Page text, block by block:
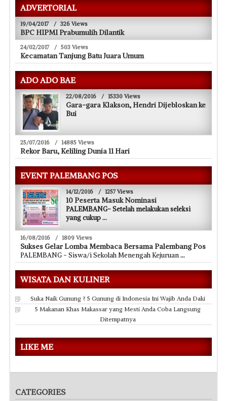
ADVERTORIAL
19/04/2017 / 326 Views
BPC HIPMI Prabumulih Dilantik
24/02/2017 / 503 Views
Kecamatan Tanjung Batu Juara Umum
ADO ADO BAE
22/08/2016 / 15330 Views
Gara-gara Klakson, Hendri Dijebloskan ke
Bui
25/07/2016 / 14885 Views
Rekor Baru, Keliling Dunia 11 Hari
EVENT PALEMBANG POS
14/12/2016 / 1257 Views
10 Peserta Masuk Nominasi
PALEMBANG- Setelah melakukan seleksi
yang cukup
16/08/2016 / 1809 Views
Sukses Gelar Lomba Membaca Bersama Palembang Pos
PALEMBANG - Siswa/i Sekolah Menengah Kejuruan
WISATA DAN KULINER
Suka Naik Gunung ? 5 Gunung di Indonesia Ini Wajib Anda Daki
5 Makanan Khas Makassar yang Mesti Anda Coba Langsung
Ditempatnya
LIKE ME
CATEGORIES